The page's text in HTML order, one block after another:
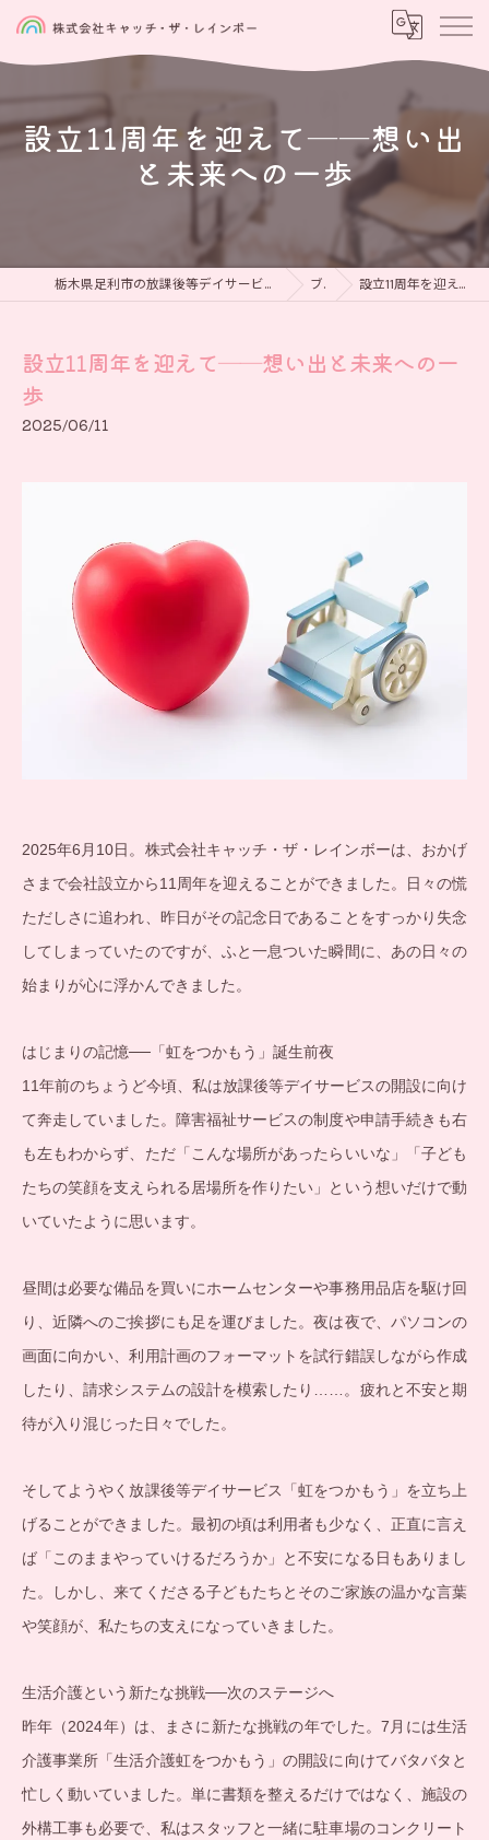
設立11周年を迎えて──想い出
と未来への一歩
栃木県足利市の放課後等デイサービスなら児童発達支援と放課後等デイサービス 虹をつかもう ブログ 設立11周年を迎えて──想い出と未来への一歩
設立11周年を迎えて──想い出と未来への一
歩
2025/06/11
2025年6月10日。株式会社キャッチ・ザ・レインボーは、おかげ
さまで会社設立から11周年を迎えることができました。日々の慌
ただしさに追われ、昨日がその記念日であることをすっかり失念
してしまっていたのですが、ふと一息ついた瞬間に、あの日々の
始まりが心に浮かんできました。
はじまりの記憶──「虹をつかもう」誕生前夜
11年前のちょうど今頃、私は放課後等デイサービスの開設に向け
て奔走していました。障害福祉サービスの制度や申請手続きも右
も左もわからず、ただ「こんな場所があったらいいな」「子ども
たちの笑顔を支えられる居場所を作りたい」という想いだけで動
いていたように思います。
昼間は必要な備品を買いにホームセンターや事務用品店を駆け回
り、近隣へのご挨拶にも足を運びました。夜は夜で、パソコンの
画面に向かい、利用計画のフォーマットを試行錯誤しながら作成
したり、請求システムの設計を模索したり……。疲れと不安と期
待が入り混じった日々でした。
そしてようやく放課後等デイサービス「虹をつかもう」を立ち上
げることができました。最初の頃は利用者も少なく、正直に言え
ば「このままやっていけるだろうか」と不安になる日もありまし
た。しかし、来てくださる子どもたちとそのご家族の温かな言葉
や笑顔が、私たちの支えになっていきました。
生活介護という新たな挑戦──次のステージへ
昨年（2024年）は、まさに新たな挑戦の年でした。7月には生活
介護事業所「生活介護虹をつかもう」の開設に向けてバタバタと
忙しく動いていました。単に書類を整えるだけではなく、施設の
外構工事も必要で、私はスタッフと一緒に駐車場のコンクリート